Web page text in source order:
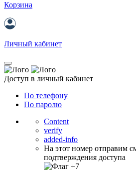
Корзина
Личный кабинет
Доступ в личный кабинет
По телефону
По паролю
Content
verify
added-info
На этот номер отправим
подтверждения доступа
+7